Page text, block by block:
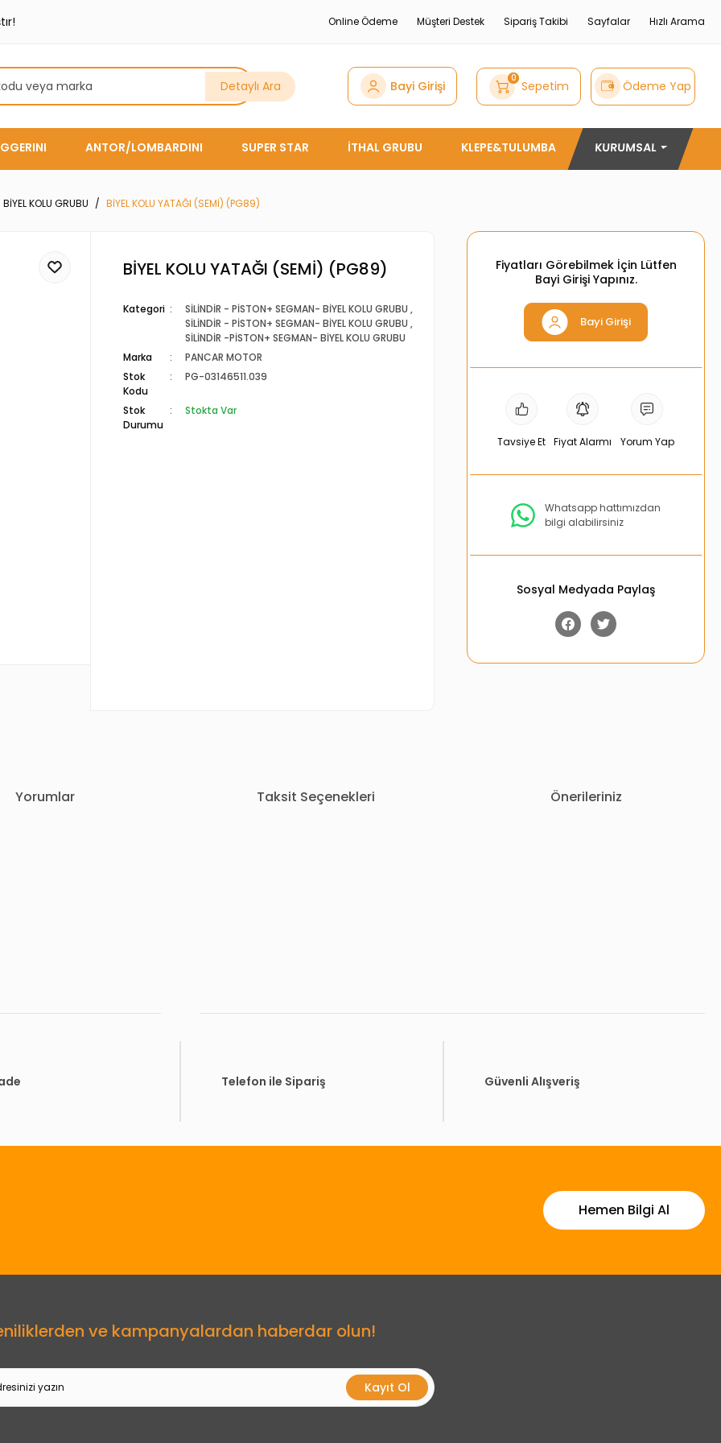
Online Ödeme Müşteri Destek Sipariş Takibi Sayfalar Hızlı Arama
Detaylı Ara Bayi Girişi 0 Sepetim Ödeme Yap
ANTOR/LOMBARDINI SUPER STAR İTHAL GRUBU KLEPE&TULUMBA KURUMSAL
KOLU GRUBU BİYEL KOLU YATAĞI (SEMİ) (PG89)
BİYEL KOLU YATAĞI (SEMİ) (PG89)
Kategori SİLİNDİR - PİSTON+ SEGMAN- BİYEL KOLU GRUBU ,
SİLİNDİR - PİSTON+ SEGMAN- BİYEL KOLU GRUBU ,
SİLİNDİR -PİSTON+ SEGMAN- BİYEL KOLU GRUBU
Marka
PANCAR MOTOR
Stok
Kodu
PG-03146511.039
Stok
Durumu
Stokta Var
Fiyatları Görebilmek İçin Lütfen
Bayi Girişi Yapınız.
Bayi Girişi
Tavsiye Et Fiyat Alarmı Yorum Yap
Whatsapp hattımızdan
bilgi alabilirsiniz
Sosyal Medyada Paylaş
Yorumlar Taksit Seçenekleri Önerileriniz
Gönder
Telefon ile Sipariş Güvenli Alışveriş
Hemen Bilgi Al
ve kampanyalardan haberdar olun!
Kayıt Ol